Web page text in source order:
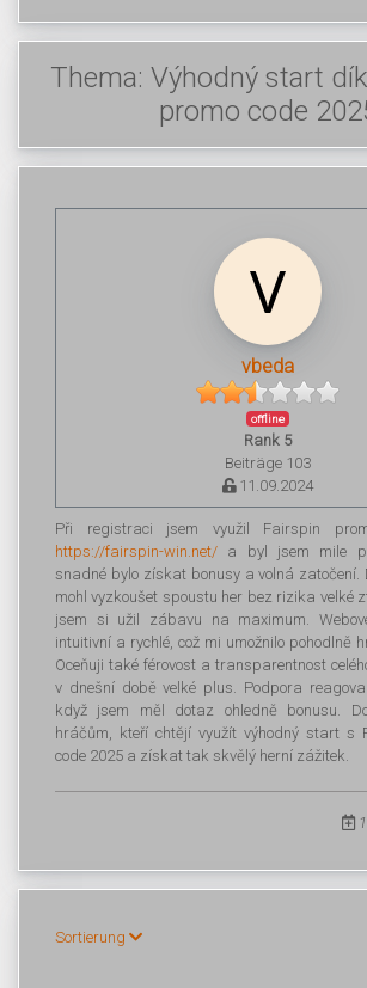
Thema: Výhodný start
promo code
vbeda
offline
Rank 5
Beiträge 103
11.09.2024
Při registraci jsem využil Fairspin
https://fairspin-win.net/ a byl jsem mile
snadné bylo získat bonusy a volná zatočení.
mohl vyzkoušet spoustu her bez rizika velké
jsem si užil zábavu na maximum.
intuitivní a rychlé, což mi umožnilo pohodlně
Oceňuji také férovost a transparentnost
v dnešní době velké plus. Podpora
když jsem měl dotaz ohledně bonusu.
hráčům, kteří chtějí využít výhodný start s
code 2025 a získat tak skvělý herní zážitek.
Sortierung